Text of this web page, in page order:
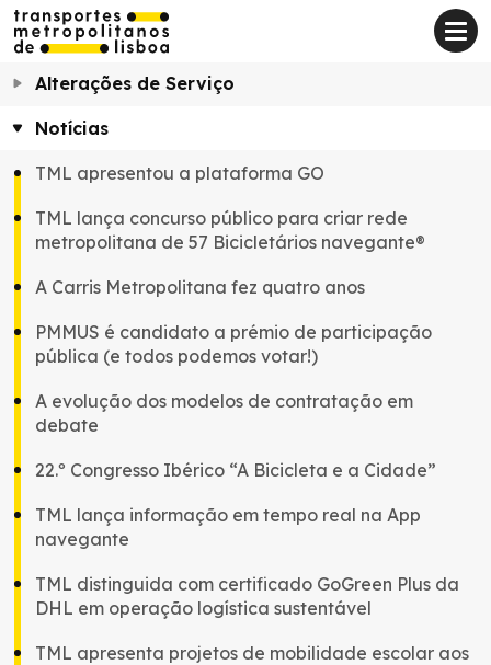
Alterações de Serviço
Notícias
TML apresentou a plataforma GO
TML lança concurso público para criar rede
metropolitana de 57 Bicicletários navegante®
A Carris Metropolitana fez quatro anos
PMMUS é candidato a prémio de participação
pública (e todos podemos votar!)
A evolução dos modelos de contratação em
debate
22.º Congresso Ibérico “A Bicicleta e a Cidade”
TML lança informação em tempo real na App
navegante
TML distinguida com certificado GoGreen Plus da
DHL em operação logística sustentável
TML apresenta projetos de mobilidade escolar aos